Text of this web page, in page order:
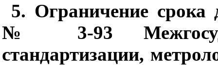
5. Ограничение срока
№ 3-93
стандартизации,